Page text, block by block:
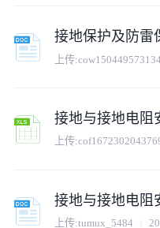
接地保护及防雷
上传:
接地与接地电阻
上传:
接地与接地电阻
上传:tumux_5484